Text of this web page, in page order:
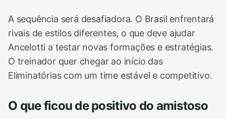
A sequência será desafiadora. O Brasil enfrentará
rivais de estilos diferentes, o que deve ajudar
Ancelotti a testar novas formações e estratégias.
O treinador quer chegar ao início das
Eliminatórias com um time estável e competitivo.
O que ficou de positivo do amistoso